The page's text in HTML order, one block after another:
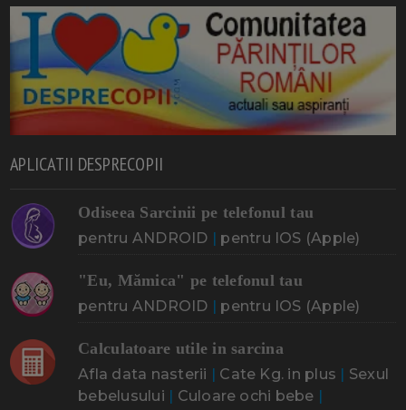
APLICATII DESPRECOPII
Odiseea Sarcinii pe telefonul tau
pentru ANDROID | pentru IOS (Apple)
"Eu, Mămica" pe telefonul tau
pentru ANDROID | pentru IOS (Apple)
Calculatoare utile in sarcina
Afla data nasterii | Cate Kg. in plus | Sexul
bebelusului | Culoare ochi bebe |